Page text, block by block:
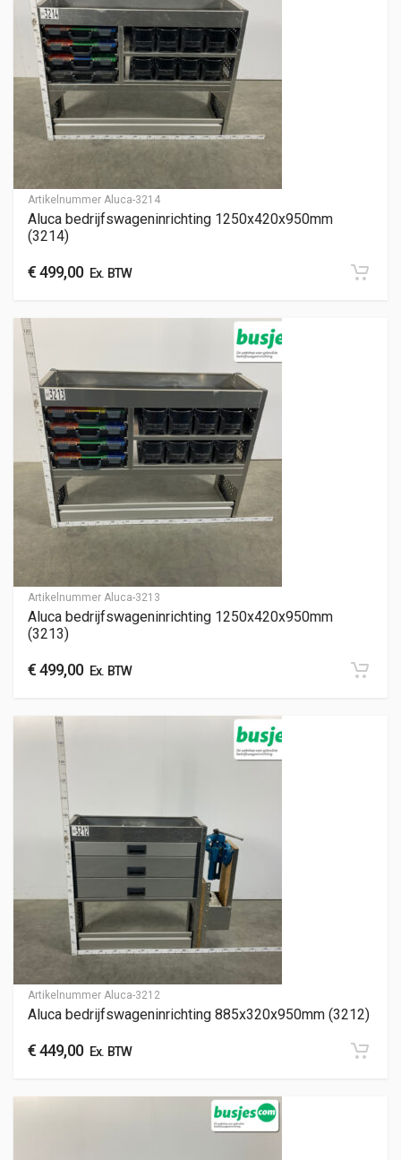
Artikelnummer Aluca-3214
Aluca bedrijfswageninrichting 1250x420x950mm
(3214)
€499,00Ex. BTW
Artikelnummer Aluca-3213
Aluca bedrijfswageninrichting 1250x420x950mm
(3213)
€499,00Ex. BTW
Artikelnummer Aluca-3212
Aluca bedrijfswageninrichting 885x320x950mm (3212)
€449,00Ex. BTW